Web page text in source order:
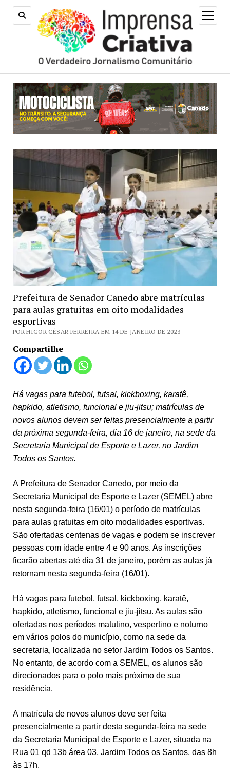
open
menu
Prefeitura de Senador Canedo abre matrículas
para aulas gratuitas em oito modalidades
esportivas
POR HIGOR CÉSAR FERREIRA EM 14 DE JANEIRO DE 2023
Compartilhe
Há vagas para futebol, futsal, kickboxing, karatê,
hapkido, atletismo, funcional e jiu-jitsu; matrículas de
novos alunos devem ser feitas presencialmente a partir
da próxima segunda-feira, dia 16 de janeiro, na sede da
Secretaria Municipal de Esporte e Lazer, no Jardim
Todos os Santos.
A Prefeitura de Senador Canedo, por meio da
Secretaria Municipal de Esporte e Lazer (SEMEL) abre
nesta segunda-feira (16/01) o período de matrículas
para aulas gratuitas em oito modalidades esportivas.
São ofertadas centenas de vagas e podem se inscrever
pessoas com idade entre 4 e 90 anos. As inscrições
ficarão abertas até dia 31 de janeiro, porém as aulas já
retornam nesta segunda-feira (16/01).
Há vagas para futebol, futsal, kickboxing, karatê,
hapkido, atletismo, funcional e jiu-jitsu. As aulas são
ofertadas nos períodos matutino, vespertino e noturno
em vários polos do município, como na sede da
secretaria, localizada no setor Jardim Todos os Santos.
No entanto, de acordo com a SEMEL, os alunos são
direcionados para o polo mais próximo de sua
residência.
A matrícula de novos alunos deve ser feita
presencialmente a partir desta segunda-feira na sede
da Secretaria Municipal de Esporte e Lazer, situada na
Rua 01 qd 13b área 03, Jardim Todos os Santos, das 8h
às 17h.